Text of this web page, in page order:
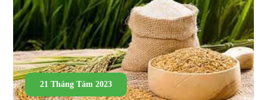
21 Tháng Tám 2023